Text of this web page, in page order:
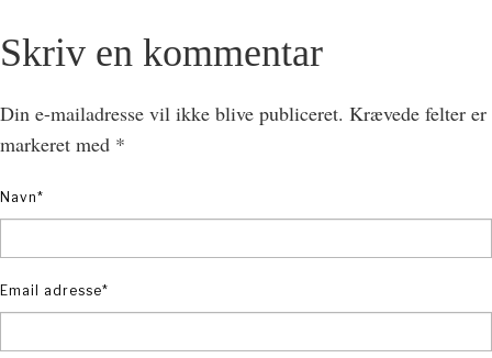
Skriv en kommentar
Din e-mailadresse vil ikke blive publiceret. Krævede felter er
markeret med *
Navn*
Email adresse*